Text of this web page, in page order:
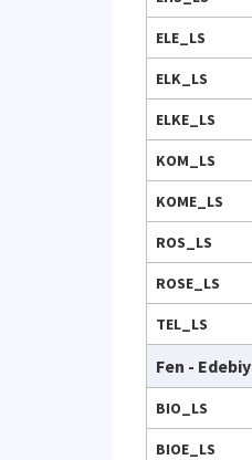
ELE_LS
ELK_LS
ELKE_LS
KOM_LS
KOME_LS
ROS_LS
ROSE_LS
TEL_LS
Fen -
BIO_LS
BIOE_LS